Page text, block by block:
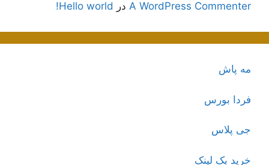
A WordPress Commenter در Hello world!
مه پاش
فردا بورس
جی پلاس
خرید بک لینک